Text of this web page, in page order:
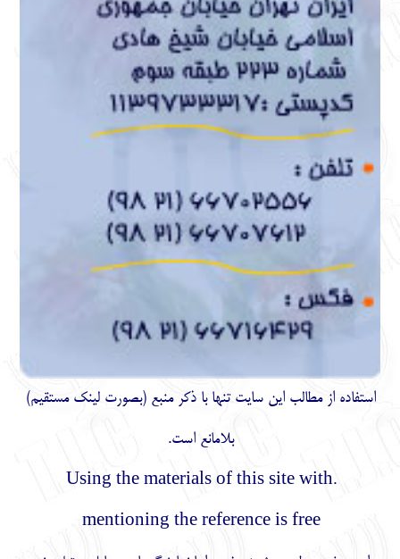
استفاده از مطالب اين سايت تنها با ذكر منبع (بصورت لینک مستقیم)
بلامانع است.
.Using the materials of this site with
mentioning the reference is free